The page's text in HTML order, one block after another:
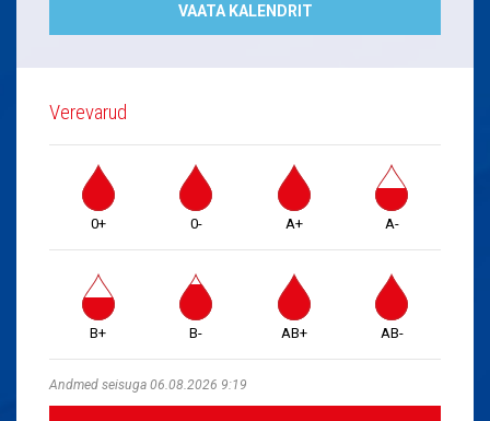
VAATA KALENDRIT
Verevarud
0+ 0- A+ A-
B+ B- AB+ AB-
Andmed seisuga 06.08.2026 9:19